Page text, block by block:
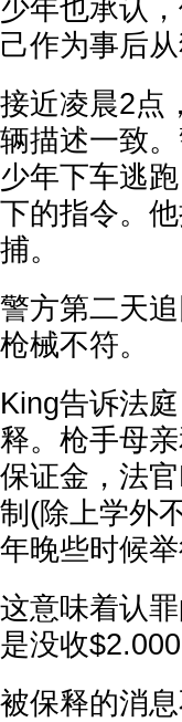
少年也承认
己作为事后
接近凌晨2点
辆描述一致
少年下车逃
下的指令。
捕。
警方第二天
枪械不符。
King告诉法
释。枪手母
保证金，法
制(除上学外
年晚些时候举
这意味着认
是没收
被保释的消